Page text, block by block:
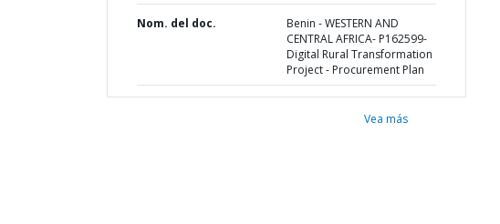
Nom. del doc.
Benin - WESTERN AND
CENTRAL AFRICA- P162599-
Digital Rural Transformation
Project - Procurement Plan
Vea más